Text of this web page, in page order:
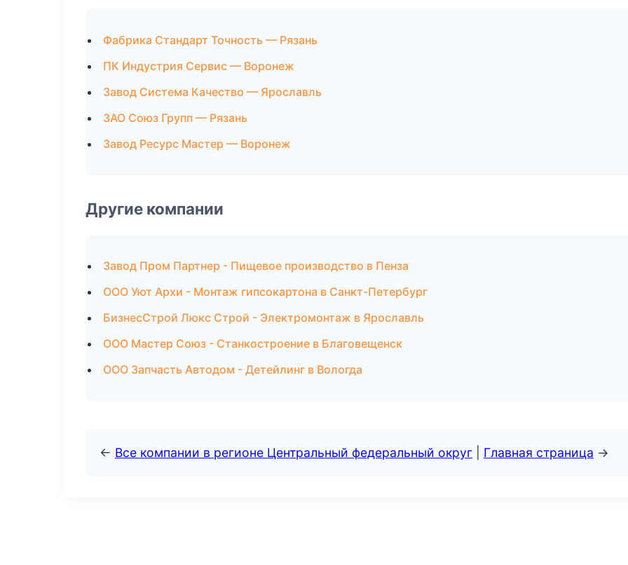
Фабрика Стандарт Точность — Рязань
ПК Индустрия Сервис — Воронеж
Завод Система Качество — Ярославль
ЗАО Союз Групп — Рязань
Завод Ресурс Мастер — Воронеж
Другие компании
Завод Пром Партнер - Пищевое производство в Пенза
ООО Уют Архи - Монтаж гипсокартона в Санкт-Петербург
БизнесСтрой Люкс Строй - Электромонтаж в Ярославль
ООО Мастер Союз - Станкостроение в Благовещенск
ООО Запчасть Автодом - Детейлинг в Вологда
← Все компании в регионе Центральный федеральный округ Главная страница →